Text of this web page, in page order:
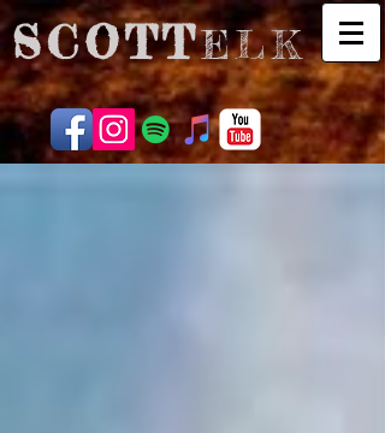
SCOTTELK